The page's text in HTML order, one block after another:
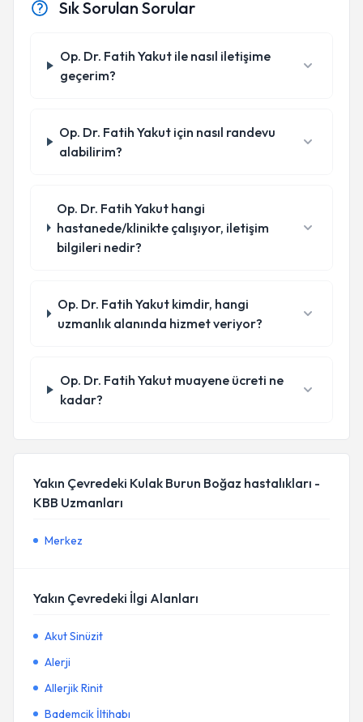
Sık Sorulan Sorular
Op. Dr. Fatih Yakut ile nasıl iletişime
geçerim?
Op. Dr. Fatih Yakut için nasıl randevu
alabilirim?
Op. Dr. Fatih Yakut hangi
hastanede/klinikte çalışıyor, iletişim
bilgileri nedir?
Op. Dr. Fatih Yakut kimdir, hangi
uzmanlık alanında hizmet veriyor?
Op. Dr. Fatih Yakut muayene ücreti ne
kadar?
Yakın Çevredeki Kulak Burun Boğaz hastalıkları -
KBB Uzmanları
Merkez
Yakın Çevredeki İlgi Alanları
Akut Sinüzit
Alerji
Allerjik Rinit
Bademcik İltihabı